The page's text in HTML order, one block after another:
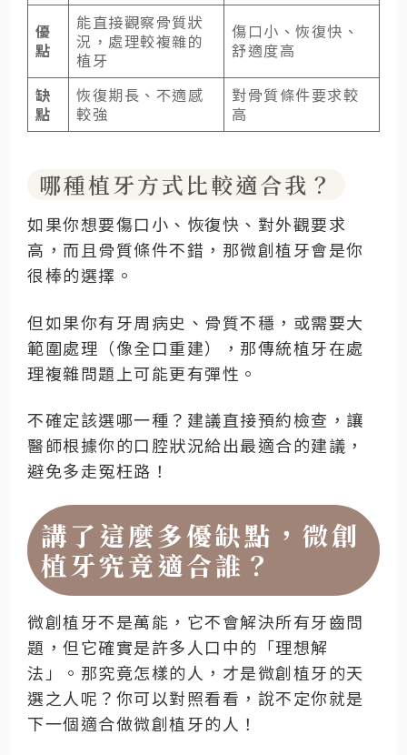
優
點
能直接觀察骨質狀
況，處理較複雜的
植牙
傷口小、恢復快、
舒適度高
缺
點
恢復期長、不適感
較強
對骨質條件要求較
高
哪種植牙方式比較適合我？
如果你想要傷口小、恢復快、對外觀要求
高，而且骨質條件不錯，那微創植牙會是你
很棒的選擇。
但如果你有牙周病史、骨質不穩，或需要大
範圍處理（像全口重建），那傳統植牙在處
理複雜問題上可能更有彈性。
不確定該選哪一種？建議直接預約檢查，讓
醫師根據你的口腔狀況給出最適合的建議，
避免多走冤枉路！
講了這麼多優缺點，微創
植牙究竟適合誰？
微創植牙不是萬能，它不會解決所有牙齒問
題，但它確實是許多人口中的「理想解
法」。那究竟怎樣的人，才是微創植牙的天
選之人呢？你可以對照看看，說不定你就是
下一個適合做微創植牙的人！